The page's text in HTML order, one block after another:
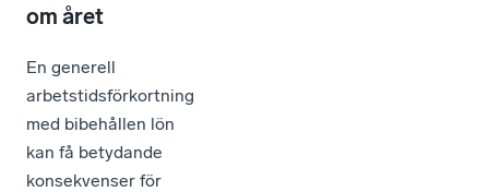
om året
En generell
arbetstidsförkortning
med bibehållen lön
kan få betydande
konsekvenser för